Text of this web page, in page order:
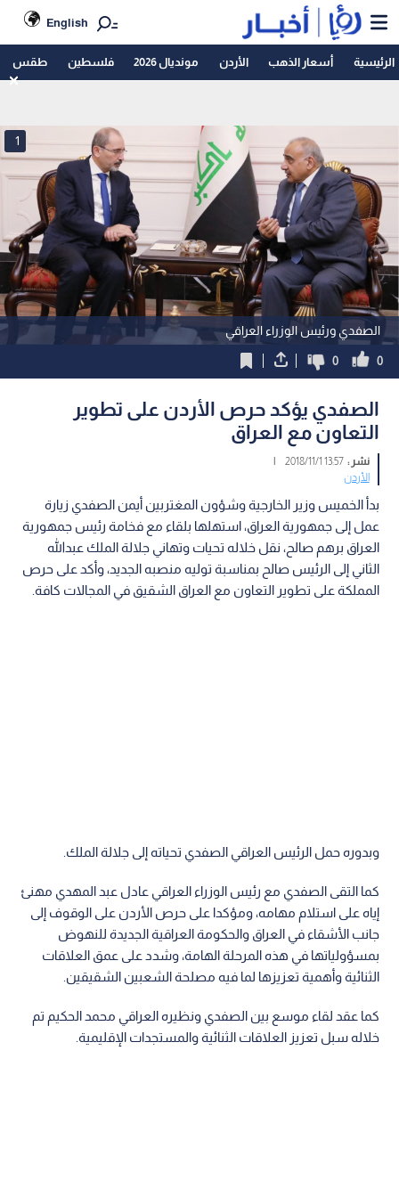
English
الرئيسية أسعار الذهب الأردن مونديال 2026 فلسطين طقس
الصفدي ورئيس الوزراء العراقي
1
0
0
الصفدي يؤكد حرص الأردن على تطوير
التعاون مع العراق
نشر :13:57 2018/11/1
|
الأردن
بدأ الخميس وزير الخارجية وشؤون المغتربين أيمن الصفدي زيارة
عمل إلى جمهورية العراق، استهلها بلقاء مع فخامة رئيس جمهورية
العراق برهم صالح، نقل خلاله تحيات وتهاني جلالة الملك عبدالله
الثاني إلى الرئيس صالح بمناسبة توليه منصبه الجديد، وأكد على حرص
المملكة على تطوير التعاون مع العراق الشقيق في المجالات كافة.
وبدوره حمل الرئيس العراقي الصفدي تحياته إلى جلالة الملك.
كما التقى الصفدي مع رئيس الوزراء العراقي عادل عبد المهدي مهنئ
إياه على استلام مهامه، ومؤكدا على حرص الأردن على الوقوف إلى
جانب الأشقاء في العراق والحكومة العراقية الجديدة للنهوض
بمسؤولياتها في هذه المرحلة الهامة، وشدد على عمق العلاقات
الثنائية وأهمية تعزيزها لما فيه مصلحة الشعبين الشقيقين.
كما عقد لقاء موسع بين الصفدي ونظيره العراقي محمد الحكيم تم
خلاله سبل تعزيز العلاقات الثنائية والمستجدات الإقليمية.